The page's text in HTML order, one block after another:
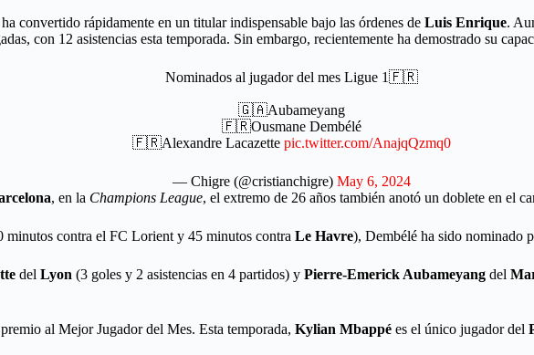
ha convertido rápidamente en un titular indispensable bajo las órdenes de Luis Enrique.
con 12 asistencias esta temporada. Sin embargo, recientemente ha demostrado su
Nominados al jugador del mes Ligue 1🇫🇷
🇬🇦Aubameyang
🇫🇷Ousmane Dembélé
🇫🇷Alexandre Lacazette pic.twitter.com/AnajqQzmq0
— Chigre (@cristianchigre) May 6, 2024
, en la Champions League, el extremo de 26 años también anotó un doblete en el
minutos contra el FC Lorient y 45 minutos contra Le Havre), Dembélé ha sido nominado
del Lyon (3 goles y 2 asistencias en 4 partidos) y Pierre-Emerick Aubameyang del
al Mejor Jugador del Mes. Esta temporada, Kylian Mbappé es el único jugador del